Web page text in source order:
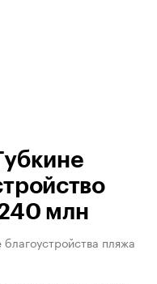
млн
пляжа